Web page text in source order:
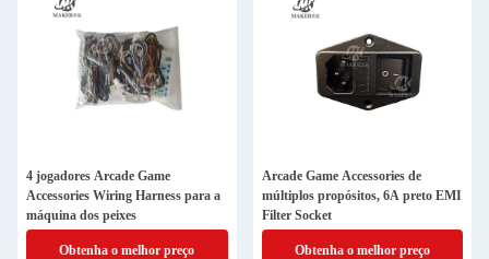
4 jogadores Arcade Game
Accessories Wiring Harness para a
máquina dos peixes
Obtenha o melhor preço
Arcade Game Accessories de
múltiplos propósitos, 6A preto EMI
Filter Socket
Obtenha o melhor preço